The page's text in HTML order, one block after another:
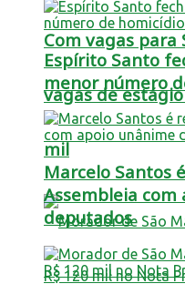
Com vagas para
vagas de
mil
Espírito Santo
menor número
Marcelo Santos
Assembleia
deputados